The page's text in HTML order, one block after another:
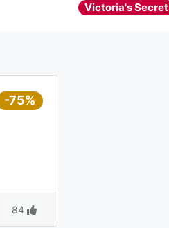
Victoria's Secret
-75%
84